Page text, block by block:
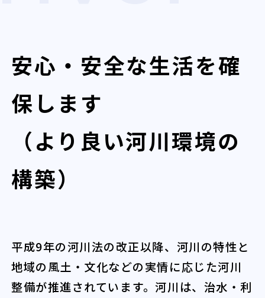
安心・安全な生活を確
保します
（より良い河川環境の
構築）
平成9年の河川法の改正以降、河川の特性と
地域の風土・文化などの実情に応じた河川
整備が推進されています。河川は、治水・利